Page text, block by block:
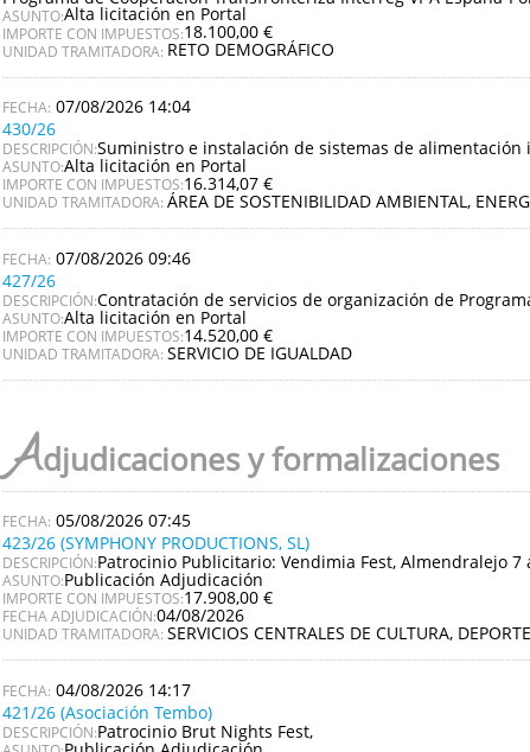
ASUNTO:Alta licitación en Portal
IMPORTE CON IMPUESTOS:18.100,00 €
UNIDAD TRAMITADORA: RETO DEMOGRÁFICO
07/08/2026 14:04
430/26
DESCRIPCIÓN:Suministro e instalación de sistemas de alimentación
ASUNTO:Alta licitación en Portal
IMPORTE CON IMPUESTOS:16.314,07 €
UNIDAD TRAMITADORA: ÁREA DE SOSTENIBILIDAD AMBIENTAL,
07/08/2026 09:46
427/26
DESCRIPCIÓN:Contratación de servicios de organización de
ASUNTO:Alta licitación en Portal
IMPORTE CON IMPUESTOS:14.520,00 €
UNIDAD TRAMITADORA: SERVICIO DE IGUALDAD
Adjudicaciones y formalizaciones
05/08/2026 07:45
423/26 (SYMPHONY PRODUCTIONS, SL)
DESCRIPCIÓN:Patrocinio Publicitario: Vendimia Fest, Almendralejo 7
ASUNTO:Publicación Adjudicación
IMPORTE CON IMPUESTOS:17.908,00 €
FECHA ADJUDICACIÓN:04/08/2026
UNIDAD TRAMITADORA: SERVICIOS CENTRALES DE CULTURA,
04/08/2026 14:17
421/26 (Asociación Tembo)
DESCRIPCIÓN:Patrocinio Brut Nights Fest,